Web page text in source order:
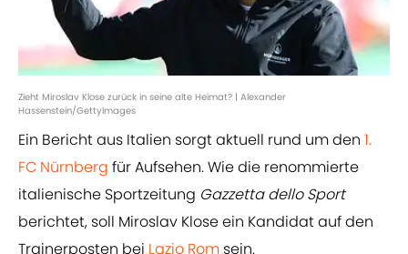
Zieht Miroslav Klose zurück in seine alte Heimat? | Alexander
Hassenstein/GettyImages
Ein Bericht aus Italien sorgt aktuell rund um den 1.
FC Nürnberg für Aufsehen. Wie die renommierte
italienische Sportzeitung Gazzetta dello Sport
berichtet, soll Miroslav Klose ein Kandidat auf den
Trainerposten bei Lazio Rom sein.